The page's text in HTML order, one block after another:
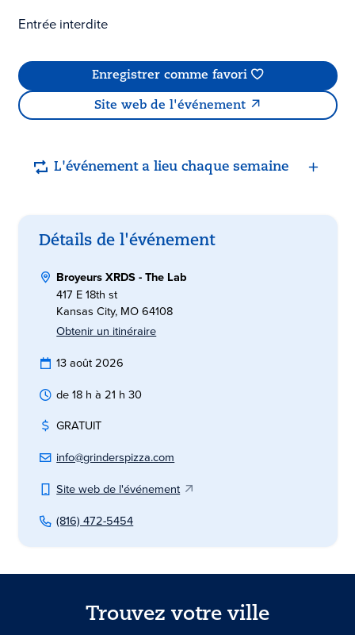
Entrée interdite
Enregistrer comme favori
Site web de l'événement
L'événement a lieu chaque semaine
Détails de l'événement
Broyeurs XRDS - The Lab
417 E 18th st
Kansas City, MO 64108
Obtenir un itinéraire
13 août 2026
de 18 h à 21 h 30
GRATUIT
info@grinderspizza.com
Site web de l'événement
(816) 472-5454
Trouvez votre ville